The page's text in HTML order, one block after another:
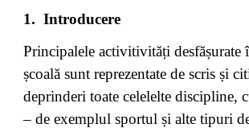
1. Introducere
Principalele activitivități
școală sunt reprezentate de scris și
deprinderi toate celelelte discipline,
– de exemplul sportul și alte tipuri